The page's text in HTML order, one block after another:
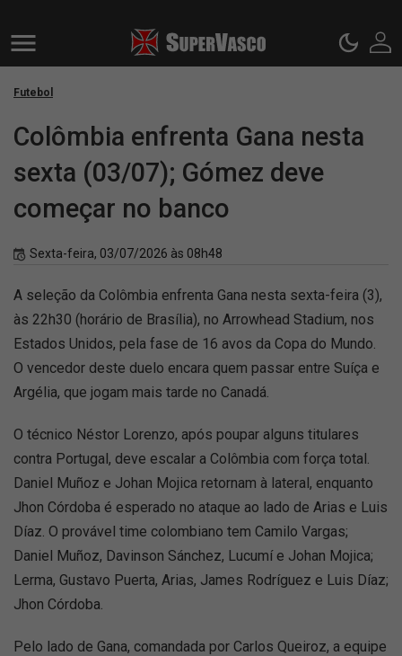
Futebol
Colômbia enfrenta Gana nesta
sexta (03/07); Gómez deve
começar no banco
Sexta-feira, 03/07/2026 às 08h48
A seleção da Colômbia enfrenta Gana nesta sexta-feira (3),
às 22h30 (horário de Brasília), no Arrowhead Stadium, nos
Estados Unidos, pela fase de 16 avos da Copa do Mundo.
O vencedor deste duelo encara quem passar entre Suíça e
Argélia, que jogam mais tarde no Canadá.
O técnico Néstor Lorenzo, após poupar alguns titulares
contra Portugal, deve escalar a Colômbia com força total.
Daniel Muñoz e Johan Mojica retornam à lateral, enquanto
Jhon Córdoba é esperado no ataque ao lado de Arias e Luis
Díaz. O provável time colombiano tem Camilo Vargas;
Daniel Muñoz, Davinson Sánchez, Lucumí e Johan Mojica;
Lerma, Gustavo Puerta, Arias, James Rodríguez e Luis Díaz;
Jhon Córdoba.
Pelo lado de Gana, comandada por Carlos Queiroz, a equipe